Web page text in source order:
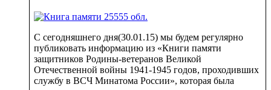
С сегодняшнего дня(30.01.15) мы будем регулярно
публиковать информацию из «Книги памяти
защитников Родины-ветеранов Великой
Отечественной войны 1941-1945 годов, проходивших
службу в ВСЧ Минатома России», которая была